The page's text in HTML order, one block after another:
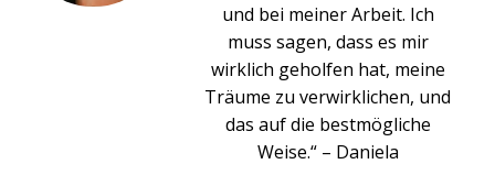
und bei meiner Arbeit. Ich
muss sagen, dass es mir
wirklich geholfen hat, meine
Träume zu verwirklichen, und
das auf die bestmögliche
Weise.“ – Daniela